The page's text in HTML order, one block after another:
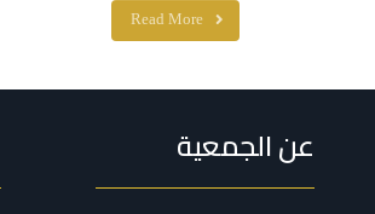
Read More
عن الجمعية